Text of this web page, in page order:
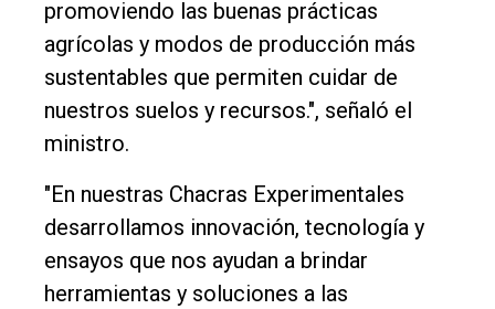
promoviendo las buenas prácticas
agrícolas y modos de producción más
sustentables que permiten cuidar de
nuestros suelos y recursos.", señaló el
ministro.
"En nuestras Chacras Experimentales
desarrollamos innovación, tecnología y
ensayos que nos ayudan a brindar
herramientas y soluciones a las